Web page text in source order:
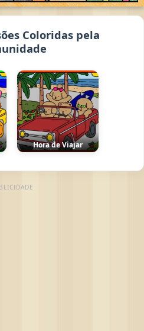
Coloridas pela
Hora de Viajar